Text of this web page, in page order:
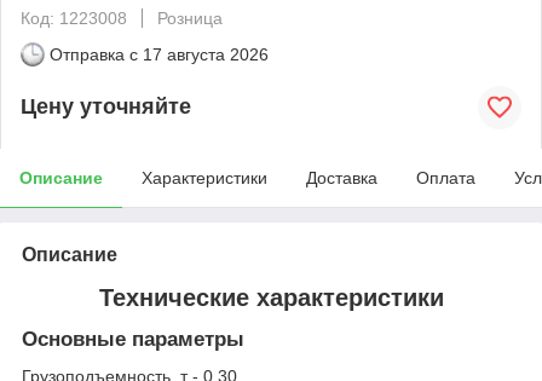
Код: 1223008
Розница
Отправка с 17 августа 2026
Цену уточняйте
Описание Характеристики Доставка Оплата
Описание
Технические характеристики
Основные параметры
Грузоподъемность, т - 0,30